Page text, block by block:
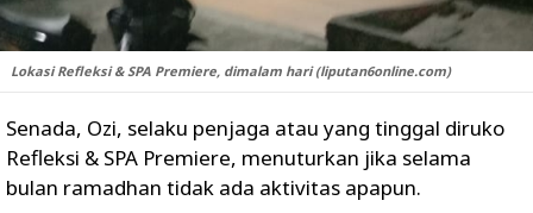
Lokasi Refleksi & SPA Premiere, dimalam hari (liputan6online.com)
Senada, Ozi, selaku penjaga atau yang tinggal diruko
Refleksi & SPA Premiere, menuturkan jika selama
bulan ramadhan tidak ada aktivitas apapun.